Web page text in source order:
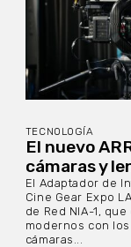
TECNOLOGÍA
El nuevo
cámaras y
El Adaptador de
Cine Gear Expo
de Red NIA-1,
modernos con
cámaras...